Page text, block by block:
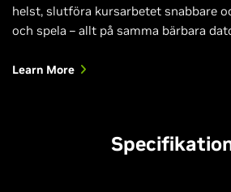
helst, slutföra kursarbetet snabbare
och spela – allt på samma bärbara
Learn More